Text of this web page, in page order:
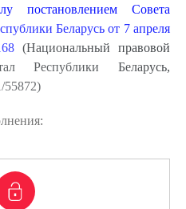
постановлением Совета
Беларусь от 7 апреля
(Национальный правовой
Республики Беларусь,
55872)